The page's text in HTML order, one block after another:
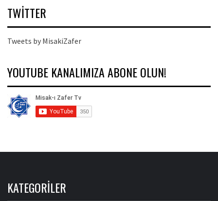
TWITTER
Tweets by MisakiZafer
YOUTUBE KANALIMIZA ABONE OLUN!
KATEGORILER